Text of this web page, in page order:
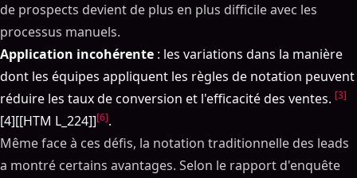
de prospects devient de plus en plus difficile avec les
processus manuels.
Application incohérente : les variations dans la manière
dont les équipes appliquent les règles de notation peuvent
réduire les taux de conversion et l'efficacité des ventes. [3]
[4][[HTM L_224]][6].
Même face à ces défis, la notation traditionnelle des leads
a montré certains avantages. Selon le rapport d'enquête